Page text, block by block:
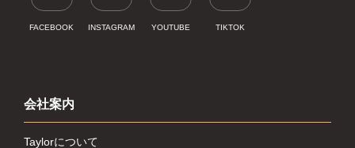
FACEBOOK INSTAGRAM YOUTUBE TIKTOK
会社案内
Taylorについて